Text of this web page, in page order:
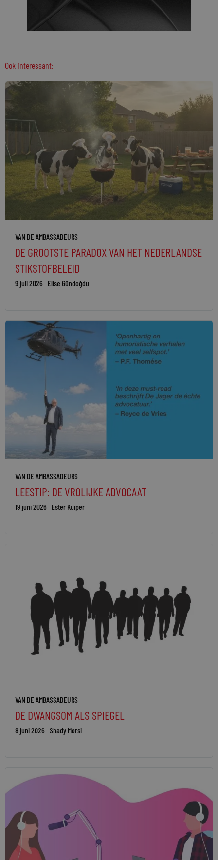
Ook interessant:
VAN DE AMBASSADEURS
DE GROOTSTE PARADOX VAN HET NEDERLANDSE
STIKSTOFBELEID
9 juli 2026 Elise Gündoğdu
VAN DE AMBASSADEURS
LEESTIP: DE VROLIJKE ADVOCAAT
19 juni 2026 Ester Kuiper
VAN DE AMBASSADEURS
DE DWANGSOM ALS SPIEGEL
8 juni 2026 Shady Morsi